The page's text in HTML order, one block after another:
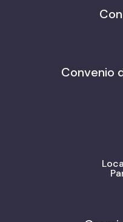
Convenio